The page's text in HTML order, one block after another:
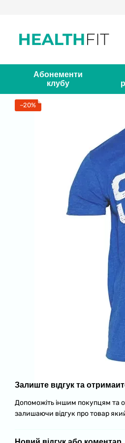
Абонементи
клубу
−20%
Залиште відгук та
Допоможіть іншим покупцям та
залишаючи відгук про товар